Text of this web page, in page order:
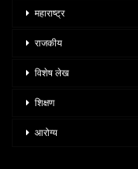
महाराष्ट्र
राजकीय
विशेष लेख
शिक्षण
आरोग्य